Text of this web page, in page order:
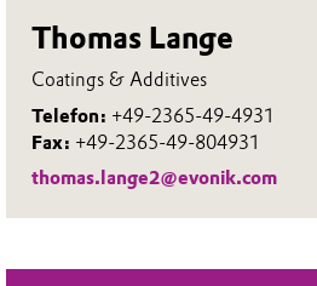
Thomas Lange
Coatings & Additives
Telefon: +49-2365-49-4931
Fax: +49-2365-49-804931
thomas.lange2@evonik.com